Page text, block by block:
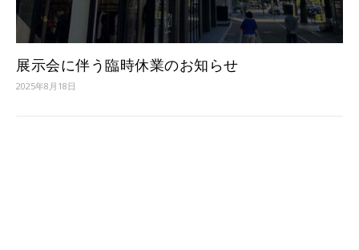
展示会に伴う臨時休業のお知らせ
2025年8月18日